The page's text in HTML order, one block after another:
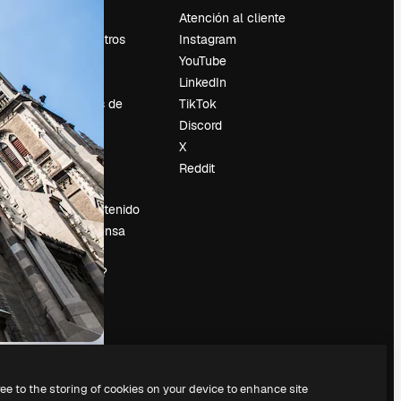
Sobre nosotros
Tendencias de
búsqueda
Blog
Eventos
Slidesgo
Vender contenido
Sala de prensa
¿Buscas
magnific.ai?
Atención al cliente
Instagram
YouTube
LinkedIn
TikTok
Discord
X
Reddit
to the storing of cookies on your device to enhance site